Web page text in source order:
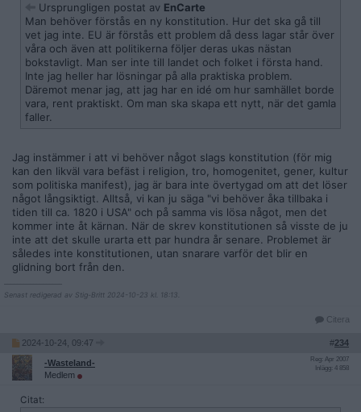
Ursprungligen postat av EnCarte
Man behöver förstås en ny konstitution. Hur det ska gå till
vet jag inte. EU är förstås ett problem då dess lagar står över
våra och även att politikerna följer deras ukas nästan
bokstavligt. Man ser inte till landet och folket i första hand.
Inte jag heller har lösningar på alla praktiska problem.
Däremot menar jag, att jag har en idé om hur samhället borde
vara, rent praktiskt. Om man ska skapa ett nytt, när det gamla
faller.
Jag instämmer i att vi behöver något slags konstitution (för mig
kan den likväl vara befäst i religion, tro, homogenitet, gener, kultur
som politiska manifest), jag är bara inte övertygad om att det löser
något långsiktigt. Alltså, vi kan ju säga "vi behöver åka tillbaka i
tiden till ca. 1820 i USA" och på samma vis lösa något, men det
kommer inte åt kärnan. När de skrev konstitutionen så visste de ju
inte att det skulle urarta ett par hundra år senare. Problemet är
således inte konstitutionen, utan snarare varför det blir en
glidning bort från den.
Senast redigerad av Stig-Britt 2024-10-23 kl. 18:13.
Citera
2024-10-24, 09:47 #234
-Wasteland-
Medlem
Reg: Apr 2007
Inlägg: 4 858
Citat: